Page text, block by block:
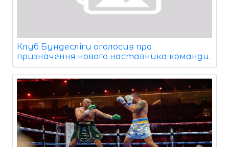
Клуб Бундесліги оголосив про
призначення нового наставника команди.